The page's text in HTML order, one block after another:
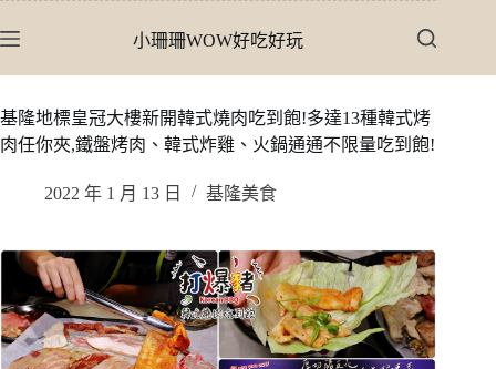
至
內
容
小珊珊WOW好吃好玩
基隆地標皇冠大樓新開韓式燒肉吃到飽!多達13種韓式烤
肉任你夾,鐵盤烤肉、韓式炸雞、火鍋通通不限量吃到飽!
2022 年 1 月 13 日 基隆美食